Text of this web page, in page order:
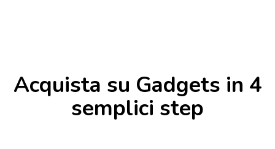
Acquista su Gadgets in 4
semplici step